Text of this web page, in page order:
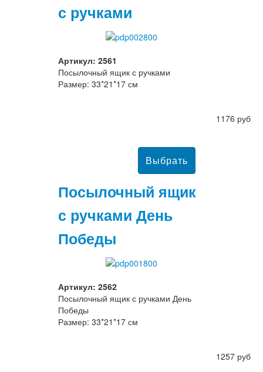
с ручками
Артикул: 2561
Посылочный ящик с ручками
Размер: 33*21*17 см
1176 руб
Посылочный ящик
с ручками День
Победы
Артикул: 2562
Посылочный ящик с ручками День
Победы
Размер: 33*21*17 см
1257 руб